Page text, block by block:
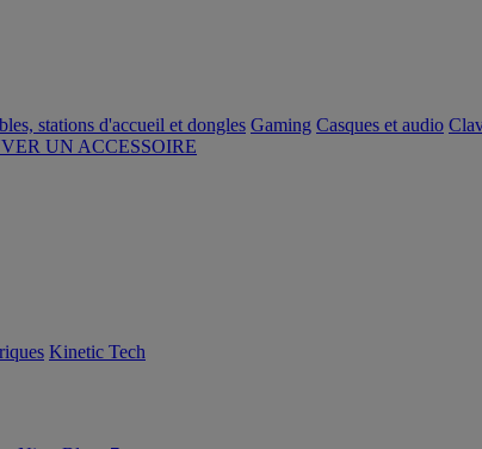
stations d'accueil et dongles Gaming Casques et audio
UN ACCESSOIRE
Kinetic Tech